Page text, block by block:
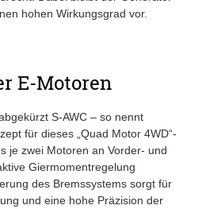
hohen Wirkungsgrad vor.
E-Motoren
S-AWC – so nennt
für dieses „Quad Motor 4WD“-
je zwei Motoren an Vorder- und
Giermomentregelung
des Bremssystems sorgt für
und eine hohe Präzision der